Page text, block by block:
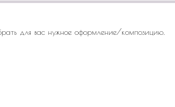
для вас нужное оформление/композицию.